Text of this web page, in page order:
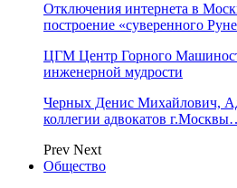
Отключения интернета в
построение «суверенного
ЦГМ Центр Горного
инженерной мудрости
Черных Денис Михайлович,
коллегии адвокатов
Prev Next
Общество